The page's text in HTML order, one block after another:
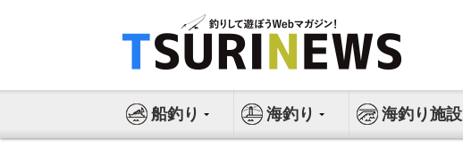
ス
船釣り 海釣り 海釣り施設